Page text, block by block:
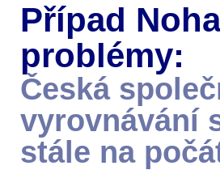
Případ
problémy:
Česká
vyrovnávání
stále na